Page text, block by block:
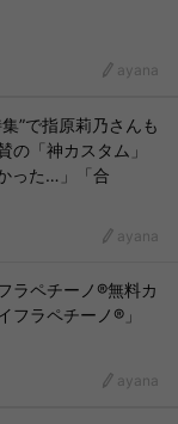
ayana
”で指原莉乃さんも
の「神カスタム」
った…」「合
ayana
ラペチーノ®無料カ
フラペチーノ®」
ayana